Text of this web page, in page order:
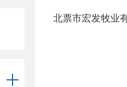
北票市宏发牧业